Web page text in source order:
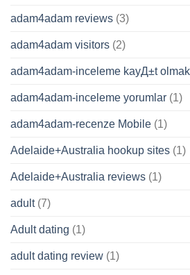
adam4adam reviews (3)
adam4adam visitors (2)
adam4adam-inceleme kayД±t olmak
adam4adam-inceleme yorumlar (1)
adam4adam-recenze Mobile (1)
Adelaide+Australia hookup sites (1)
Adelaide+Australia reviews (1)
adult(7)
Adult dating (1)
adult dating review (1)